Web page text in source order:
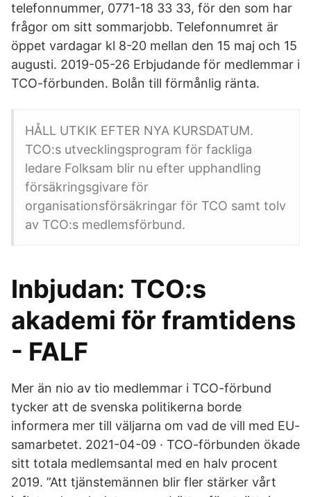
telefonnummer, 0771-18 33 33, för den som har
frågor om sitt sommarjobb. Telefonnumret är
öppet vardagar kl 8-20 mellan den 15 maj och 15
augusti. 2019-05-26 Erbjudande för medlemmar i
TCO-förbunden. Bolån till förmånlig ränta.
HÅLL UTKIK EFTER NYA KURSDATUM.
TCO:s utvecklingsprogram för fackliga
ledare Folksam blir nu efter upphandling
försäkringsgivare för
organisationsförsäkringar för TCO samt tolv
av TCO:s medlemsförbund.
Inbjudan: TCO:s
akademi för framtidens
- FALF
Mer än nio av tio medlemmar i TCO-förbund
tycker att de svenska politikerna borde
informera mer till väljarna om vad de vill med EU-
samarbetet. 2021-04-09 · TCO-förbunden ökade
sitt totala medlemsantal med en halv procent
2019. ”Att tjänstemännen blir fler stärker vårt